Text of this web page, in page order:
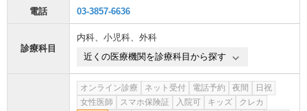
電話 03-3857-6636
診療科目
内科、 小児科、 外科
近くの医療機関を診療科目から探す
オンライン診療 ネット受付 電話予約 夜間
日祝
女性医師
スマホ保険証 入院可 キッズ
クレカ